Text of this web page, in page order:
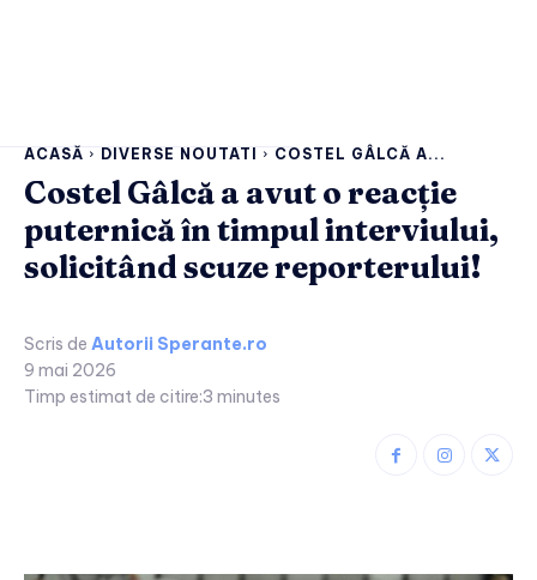
ACASĂ DIVERSE NOUTATI COSTEL GÂLCĂ A...
Costel Gâlcă a avut o reacție
puternică în timpul interviului,
solicitând scuze reporterului!
Scris de Autorii Sperante.ro
9 mai 2026
Timp estimat de citire:3 minutes